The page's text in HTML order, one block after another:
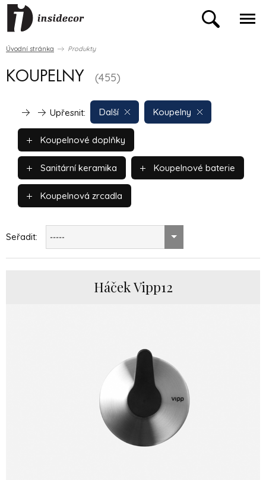
Úvodní stránka Produkty
KOUPELNY (455)
Další Koupelny
Upřesnit:
Koupelnové doplňky
Sanitární keramika Koupelnové baterie
Koupelnová zrcadla
Seřadit: -----
Háček Vipp12